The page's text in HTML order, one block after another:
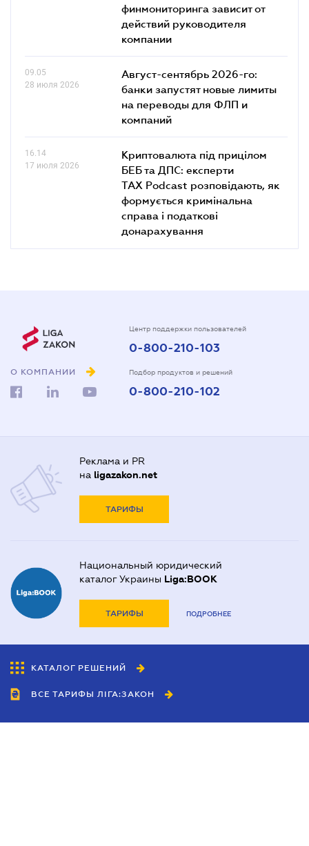
финмониторинга зависит от
действий руководителя
компании
09.05
28 июля 2026
Август-сентябрь 2026-го:
банки запустят новые лимиты
на переводы для ФЛП и
компаний
16.14
17 июля 2026
Криптовалюта під прицілом
БЕБ та ДПС: експерти
TAX Podcast розповідають, як
формується кримінальна
справа і податкові
донарахування
О КОМПАНИИ
Центр поддержки пользователей
0-800-210-103
Подбор продуктов и решений
0-800-210-102
Реклама и PR
на ligazakon.net
ТАРИФЫ
Национальный юридический
каталог Украины Liga:BOOK
ТАРИФЫ ПОДРОБНЕЕ
КАТАЛОГ РЕШЕНИЙ
ВСЕ ТАРИФЫ ЛІГА:ЗАКОН